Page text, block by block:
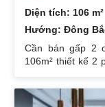
Diện tích: 106 m²
Hướng: Đông
Cần bán gấp 2
106m² thiết kế 2
189m² thiết kế 3
Giá bán 7,4 tỷ.